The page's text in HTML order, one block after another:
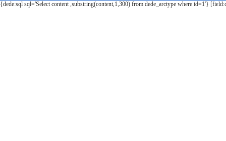
{dede:sql sql='Select content ,substring(content,1,300) from dede_arctype where id=1'}